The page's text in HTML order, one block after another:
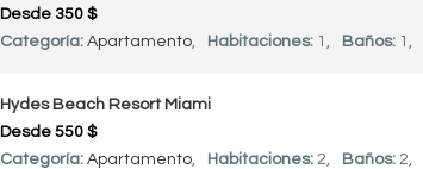
Desde 350 $
Categoría: Apartamento, Habitaciones: 1, Baños: 1,
Hydes Beach Resort Miami
Desde 550 $
Categoría: Apartamento, Habitaciones: 2, Baños: 2,